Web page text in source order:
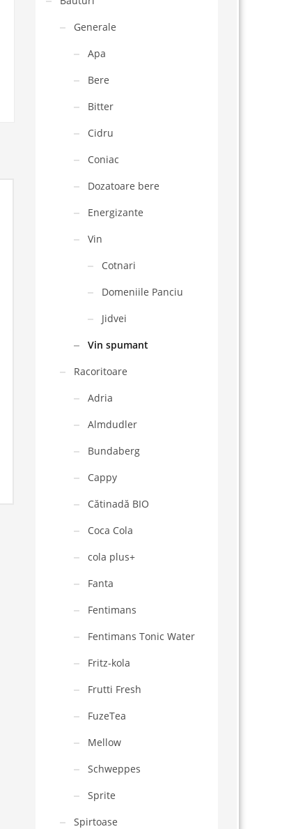
Generale
Apa
Bere
Bitter
Cidru
Coniac
Dozatoare bere
Energizante
Vin
Cotnari
Domeniile Panciu
Jidvei
Vin spumant
Racoritoare
Adria
Almdudler
Bundaberg
Cappy
Cătinadă BIO
Coca Cola
cola plus+
Fanta
Fentimans
Fentimans Tonic Water
Fritz-kola
Frutti Fresh
FuzeTea
Mellow
Schweppes
Sprite
Spirtoase